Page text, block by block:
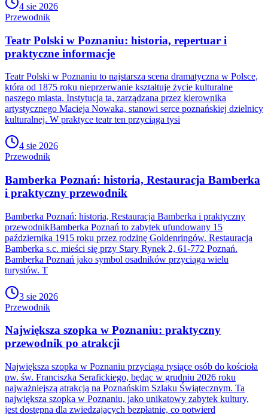
4 sie 2026
Przewodnik
Teatr Polski w Poznaniu: historia, repertuar i
praktyczne informacje
Teatr Polski w Poznaniu to najstarsza scena dramatyczna w Polsce,
która od 1875 roku nieprzerwanie kształtuje życie kulturalne
naszego miasta. Instytucja ta, zarządzana przez kierownika
artystycznego Macieja Nowaka, stanowi serce poznańskiej dzielnicy
kulturalnej. W praktyce teatr ten przyciąga tysi
4 sie 2026
Przewodnik
Bamberka Poznań: historia, Restauracja Bamberka
i praktyczny przewodnik
Bamberka Poznań: historia, Restauracja Bamberka i praktyczny
przewodnikBamberka Poznań to zabytek ufundowany 15
października 1915 roku przez rodzinę Goldenringów. Restauracja
Bamberka s.c. mieści się przy Stary Rynek 2, 61-772 Poznań.
Bamberka Poznań jako symbol osadników przyciąga wielu
turystów. T
3 sie 2026
Przewodnik
Największa szopka w Poznaniu: praktyczny
przewodnik po atrakcji
Największa szopka w Poznaniu przyciąga tysiące osób do kościoła
pw. św. Franciszka Serafickiego, będąc w grudniu 2026 roku
najważniejszą atrakcją na Poznańskim Szlaku Świątecznym. Ta
największa szopka w Poznaniu, jako unikatowy zabytek kultury,
jest dostępna dla zwiedzających bezpłatnie, co potwierd